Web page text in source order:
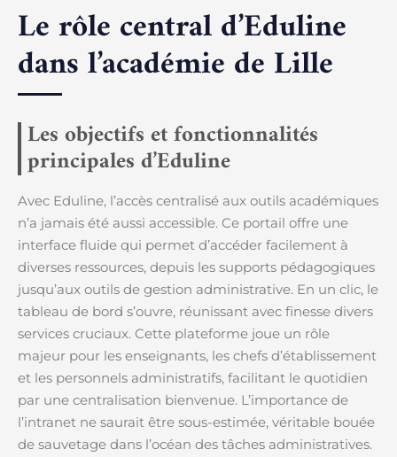
Le rôle central d’Eduline
dans l’académie de Lille
Les objectifs et fonctionnalités
principales d’Eduline
Avec Eduline, l’accès centralisé aux outils académiques
n’a jamais été aussi accessible. Ce portail offre une
interface fluide qui permet d’accéder facilement à
diverses ressources, depuis les supports pédagogiques
jusqu’aux outils de gestion administrative. En un clic, le
tableau de bord s’ouvre, réunissant avec finesse divers
services cruciaux. Cette plateforme joue un rôle
majeur pour les enseignants, les chefs d’établissement
et les personnels administratifs, facilitant le quotidien
par une centralisation bienvenue. L’importance de
l’intranet ne saurait être sous-estimée, véritable bouée
de sauvetage dans l’océan des tâches administratives.